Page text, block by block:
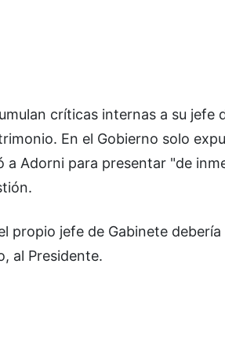
críticas internas a su jefe
En el Gobierno solo
a Adorni para presentar "de
propio jefe de Gabinete
al Presidente.